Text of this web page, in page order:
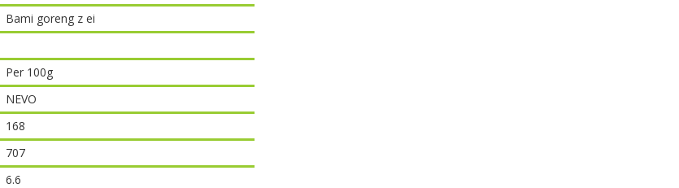
Bami goreng z ei
Per 100g
NEVO
168
707
6.6